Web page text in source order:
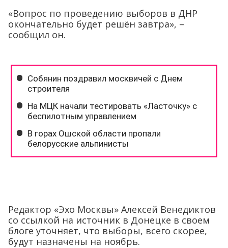
«Вопрос по проведению выборов в ДНР
окончательно будет решён завтра», –
сообщил он.
Редактор «Эхо Москвы» Алексей Венедиктов
со ссылкой на источник в Донецке в своем
блоге уточняет, что выборы, всего скорее,
будут назначены на ноябрь.